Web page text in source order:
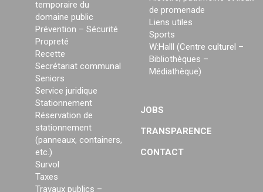
temporaire du
domaine public
Prévention – Sécurité
Propreté
Recette
Secrétariat communal
Seniors
Service juridique
Stationnement
Réservation de
stationnement
(panneaux, containers,
etc.)
Survol
Taxes
Travaux publics –
de promenade
Liens utiles
Sports
W:Halll (Centre culturel –
Bibliothèques –
Médiathèque)
JOBS
TRANSPARENCE
CONTACT